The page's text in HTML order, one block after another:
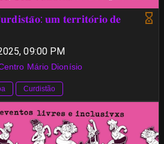
𝐮𝐦 𝐭𝐞𝐫𝐫𝐢𝐭𝐨́𝐫𝐢𝐨 𝐝𝐞
09:00 PM
Mário Dionísio
Curdistão